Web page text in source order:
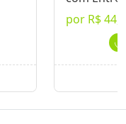
por R$